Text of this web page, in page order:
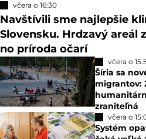
včera o 16:30
Navštívili sme najlepšie
Slovensku. Hrdzavý areál
no príroda očarí
včera o
Šíria sa
migrantov:
zraniteľná
včera o
Systém